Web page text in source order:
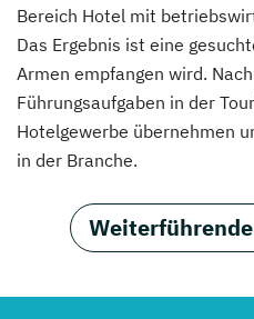
Bereich Hotel mit
Das Ergebnis ist eine
Armen empfangen wird.
Führungsaufgaben in der
Hotelgewerbe übernehmen
in der Branche.